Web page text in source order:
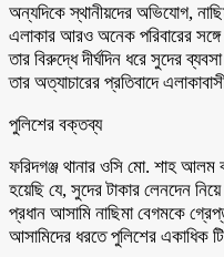
অন্যদিকে স্থানীয়দের অভিযোগ,
এলাকার আরও অনেক পরিবারের
তার বিরুদ্ধে দীর্ঘদিন ধরে সুদের
তার অত্যাচারের প্রতিবাদে
পুলিশের বক্তব্য
ফরিদগঞ্জ থানার ওসি মো. শাহ আলম
হয়েছি যে, সুদের টাকার লেনদেন
প্রধান আসামি নাছিমা বেগমকে
আসামিদের ধরতে পুলিশের একাধিক